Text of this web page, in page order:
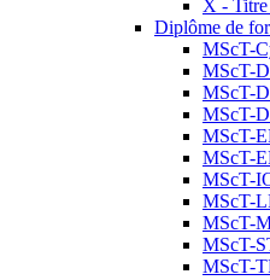
X - Titre
Diplôme de
MScT-
MScT-
MScT-
MScT-
MScT-
MScT-
MScT-
MScT-
MScT-
MScT-
MScT-